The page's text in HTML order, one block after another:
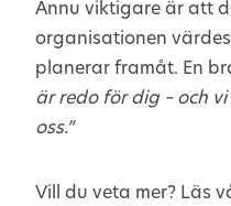
Ännu viktigare är att
organisationen
planerar framåt. En
är redo för dig – och
oss.”
Vill du veta mer? Läs